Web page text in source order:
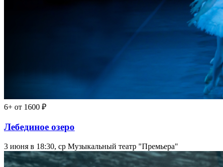
6+ от 1600 ₽
Лебединое озеро
3 июня в 18:30, ср Музыкальный театр "Премьера"